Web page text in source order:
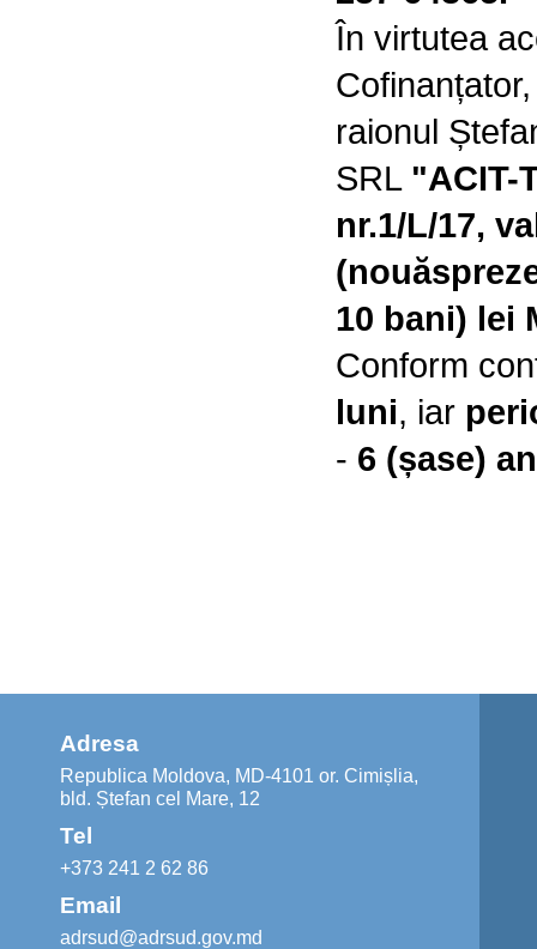
În virtutea
raionul
SRL "ACIT-
nr.1/L/17,
10 bani) lei
Conform
luni, iar
- 6 (șase)
Adresa
Republica Moldova, MD-4101 or. Cimișlia,
bld. Ștefan cel Mare, 12
Tel
+373 241 2 62 86
Email
adrsud@adrsud.gov.md